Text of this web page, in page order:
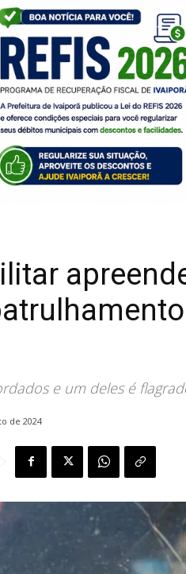
e um deles é
de 2024